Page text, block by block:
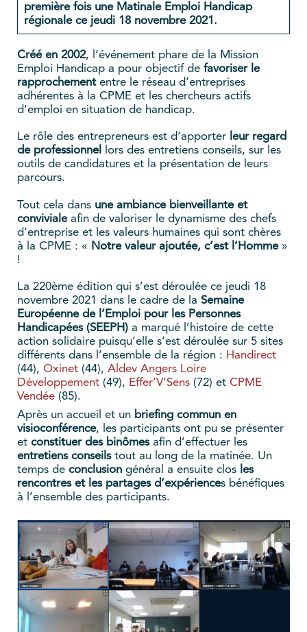
première fois une Matinale Emploi Handicap
régionale ce jeudi 18 novembre 2021.
Créé en 2002, l’événement phare de la Mission
Emploi Handicap a pour objectif de favoriser le
rapprochemententre le réseau d’entreprises
adhérentes à la CPME et les chercheurs actifs
d’emploi en situation de handicap.
Le rôle des entrepreneurs est d’apporter leur regard
de professionnel
lors des entretiens conseils, sur les
outils de candidatures et la présentation de leurs
parcours.
Tout cela dans une ambiance bienveillante et
convivialeafin de valoriser le dynamisme des chefs
d’entreprise et les valeurs humaines qui sont chères
à la CPME : « Notre valeur ajoutée, c’est l’Homme»
!
La 220ème édition qui s’est déroulée ce jeudi 18
novembre 2021 dans le cadre de la Semaine
Européenne de l’Emploi pour les Personnes
Handicapées (SEEPH) a marqué l’histoire de cette
action solidaire puisqu’elle s’est déroulée sur 5 sites
différents dans l’ensemble de la région : Handirect
(44), Oxinet (44), Aldev Angers Loire
Développement (49), Effer’V’Sens (72) et CPME
Vendée (85).
Après un accueil et un briefing commun en
visioconférence, les participants ont pu se présenter
et constituer des binômesafin d’effectuer les
entretiens conseilstout au long de la matinée. Un
temps de conclusion général a ensuite clos les
rencontres et les partages d’expériences bénéfiques
à l’ensemble des participants.